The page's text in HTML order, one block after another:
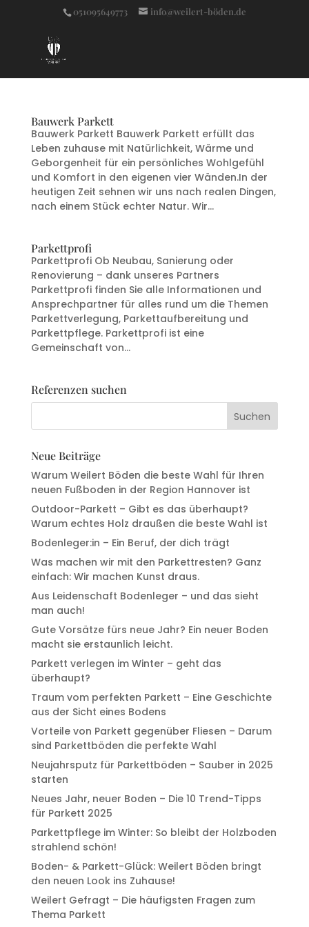
051095649773 info@weilert-böden.de
Bauwerk Parkett
Bauwerk Parkett Bauwerk Parkett erfüllt das
Leben zuhause mit Natürlichkeit, Wärme und
Geborgenheit für ein persönliches Wohlgefühl
und Komfort in den eigenen vier Wänden.In der
heutigen Zeit sehnen wir uns nach realen Dingen,
nach einem Stück echter Natur. Wir...
Parkettprofi
Parkettprofi Ob Neubau, Sanierung oder
Renovierung – dank unseres Partners
Parkettprofi finden Sie alle Informationen und
Ansprechpartner für alles rund um die Themen
Parkettverlegung, Parkettaufbereitung und
Parkettpflege. Parkettprofi ist eine
Gemeinschaft von...
Referenzen suchen
Neue Beiträge
Warum Weilert Böden die beste Wahl für Ihren
neuen Fußboden in der Region Hannover ist
Outdoor-Parkett – Gibt es das überhaupt?
Warum echtes Holz draußen die beste Wahl ist
Bodenleger:in – Ein Beruf, der dich trägt
Was machen wir mit den Parkettresten? Ganz
einfach: Wir machen Kunst draus.
Aus Leidenschaft Bodenleger – und das sieht
man auch!
Gute Vorsätze fürs neue Jahr? Ein neuer Boden
macht sie erstaunlich leicht.
Parkett verlegen im Winter – geht das
überhaupt?
Traum vom perfekten Parkett – Eine Geschichte
aus der Sicht eines Bodens
Vorteile von Parkett gegenüber Fliesen – Darum
sind Parkettböden die perfekte Wahl
Neujahrsputz für Parkettböden – Sauber in 2025
starten
Neues Jahr, neuer Boden – Die 10 Trend-Tipps
für Parkett 2025
Parkettpflege im Winter: So bleibt der Holzboden
strahlend schön!
Boden- & Parkett-Glück: Weilert Böden bringt
den neuen Look ins Zuhause!
Weilert Gefragt – Die häufigsten Fragen zum
Thema Parkett